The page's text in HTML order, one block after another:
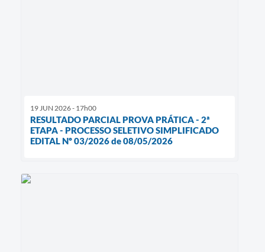
19 JUN 2026 - 17h00
RESULTADO PARCIAL PROVA PRÁTICA - 2ª
ETAPA - PROCESSO SELETIVO SIMPLIFICADO
EDITAL Nº 03/2026 de 08/05/2026